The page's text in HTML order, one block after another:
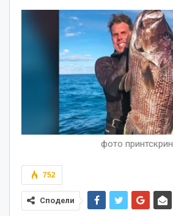
фото принтскрин
752
Сподели